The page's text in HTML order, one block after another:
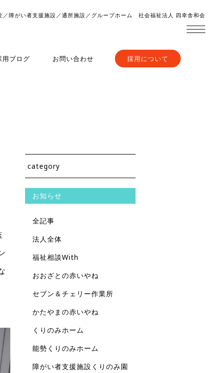
／障がい者支援施設／通所施設／グループホーム 社会福祉法人 四幸舎和会
用ブログ お問い合わせ 採用について
category
お知らせ
全記事
法人全体
福祉相談With
おおざとの赤いやね
セブン＆チェリー作業所
かたやまの赤いやね
くりのみホーム
能勢くりのみホーム
障がい者支援施設くりのみ園